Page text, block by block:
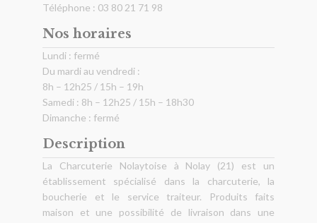
Téléphone : 03 80 21 71 98
Nos horaires
Lundi : fermé
Du mardi au vendredi :
8h – 12h25 / 15h – 19h
Samedi : 8h – 12h25 / 15h – 18h30
Dimanche : fermé
Description
La Charcuterie Nolaytoise à Nolay (21) est un
établissement spécialisé dans la charcuterie, la
boucherie et le service traiteur. Produits faits
maison et une possibilité de livraison dans une